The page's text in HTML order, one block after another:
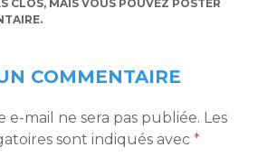
CLOS, MAIS VOUS POUVEZ POSTER
.
COMMENTAIRE
e-mail ne sera pas publiée. Les
sont indiqués avec *